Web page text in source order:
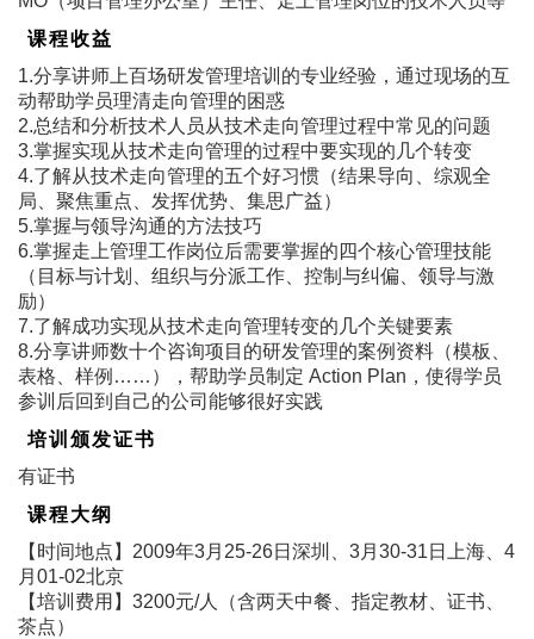
课程收益
1.分享讲师上百场研发管理培训的专业经验，通过现场的互
动帮助学员理清走向管理的困惑
2.总结和分析技术人员从技术走向管理过程中常见的问题
3.掌握实现从技术走向管理的过程中要实现的几个转变
4.了解从技术走向管理的五个好习惯（结果导向、综观全
局、聚焦重点、发挥优势、集思广益）
5.掌握与领导沟通的方法技巧
6.掌握走上管理工作岗位后需要掌握的四个核心管理技能
（目标与计划、组织与分派工作、控制与纠偏、领导与激
励）
7.了解成功实现从技术走向管理转变的几个关键要素
8.分享讲师数十个咨询项目的研发管理的案例资料（模板、
表格、样例……），帮助学员制定 Action Plan，使得学员
参训后回到自己的公司能够很好实践
培训颁发证书
有证书
课程大纲
【时间地点】2009年3月25-26日深圳、3月30-31日上海、4
月01-02北京
【培训费用】3200元/人（含两天中餐、指定教材、证书、
茶点）